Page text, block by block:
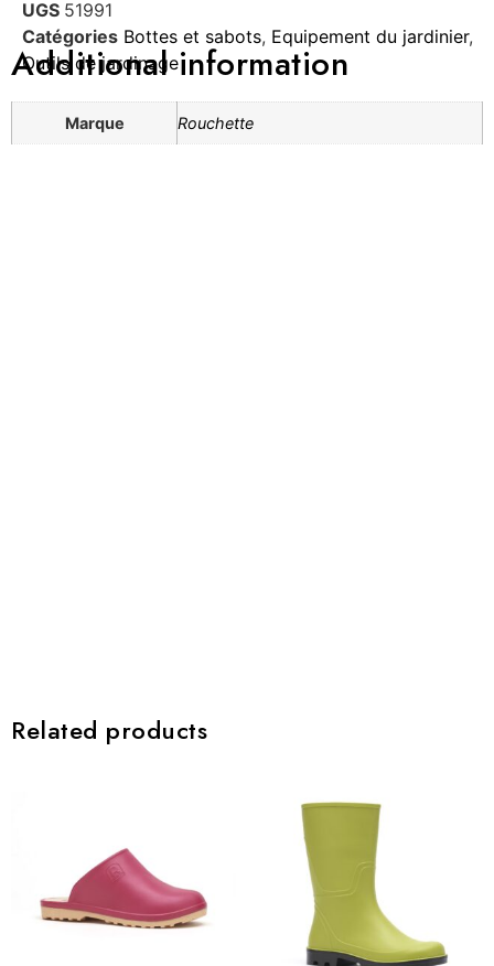
UGS 51991
Catégories Bottes et sabots, Equipement du jardinier,
Outils de jardinage
Additional information
Marque Rouchette
Related products